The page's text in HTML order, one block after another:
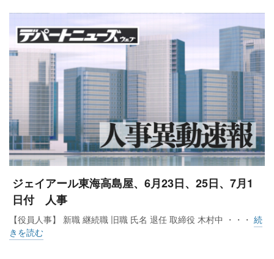
ジェイアール東海高島屋、6月23日、25日、7月1
日付 人事
【役員人事】 新職 継続職 旧職 氏名 退任 取締役 木村中 ・・・ 続
きを読む